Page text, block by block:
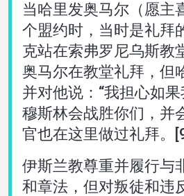
当哈里发奥马尔（愿主
个盟约时，当时是礼拜
克站在索弗罗尼乌斯教
奥马尔在教堂礼拜，但
并对他说：“我担心如果
穆斯林会战胜你们，并
官也在这里做过礼拜。
伊斯兰教尊重并履行与
和章法，但对叛徒和违